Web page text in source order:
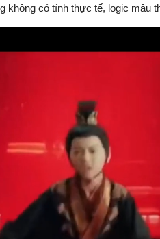
không có tính thực tế, logic mâu